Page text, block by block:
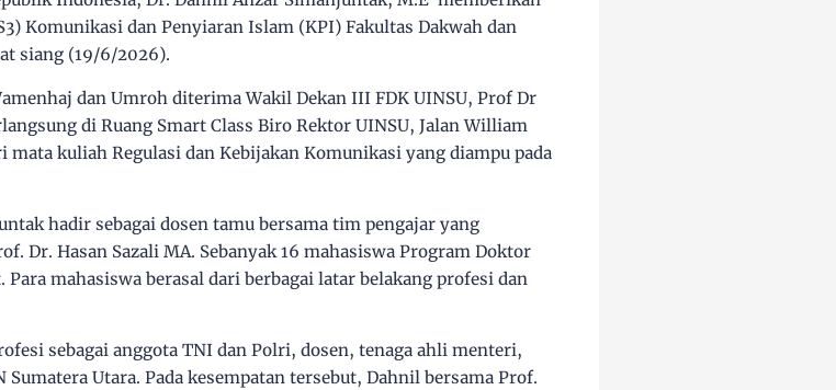
Komunikasi dan Penyiaran Islam (KPI) Fakultas Dakwah dan
siang (19/6/2026).
dan Umroh diterima Wakil Dekan III FDK UINSU, Prof Dr
di Ruang Smart Class Biro Rektor UINSU, Jalan William
kuliah Regulasi dan Kebijakan Komunikasi yang diampu pada
hadir sebagai dosen tamu bersama tim pengajar yang
Dr. Hasan Sazali MA. Sebanyak 16 mahasiswa Program Doktor
mahasiswa berasal dari berbagai latar belakang profesi dan
sebagai anggota TNI dan Polri, dosen, tenaga ahli menteri,
Utara. Pada kesempatan tersebut, Dahnil bersama Prof.